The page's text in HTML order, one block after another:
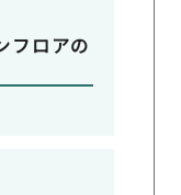
フロアの